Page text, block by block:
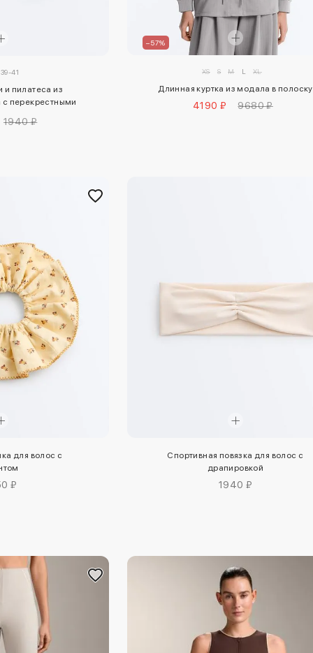
39-41
и пилатеса из
с перекрестными
1940 ₽
–57%
XS S M L XL
Длинная куртка из модала в полоску
4190 ₽ 9680 ₽
для волос с
₽
Спортивная повязка для волос с
драпировкой
1940 ₽